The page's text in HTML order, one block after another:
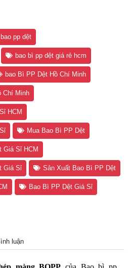
bao pp dệt
bao bì pp dệt giá rẻ hcm
bao Bì PP Dệt Hồ Chí Minh
Chí Minh
HCM
Mua Bao Bì PP Dệt
Giá Sỉ HCM
Giá Sỉ Sản Xuất Bao Bì PP Dệt
Bao Bì PP Dệt Giá Sỉ
luận